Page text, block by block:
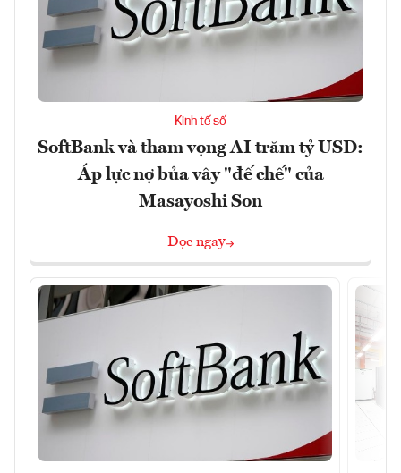
Kinh tế số
SoftBank và tham vọng AI trăm tỷ USD:
Áp lực nợ bủa vây "đế chế" của
Masayoshi Son
Đọc ngay